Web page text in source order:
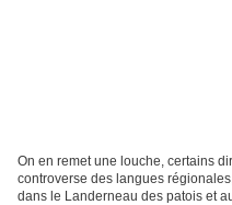
On en remet une louche, certains
controverse des langues
dans le Landerneau des patois et